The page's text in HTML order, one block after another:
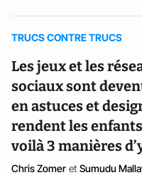
TRUCS CONTRE TRUCS
Les jeux et les
sociaux sont
en astuces et
rendent les
voilà 3 manières
Chris Zomer et Sumudu